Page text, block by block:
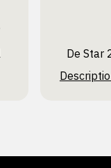
De Star